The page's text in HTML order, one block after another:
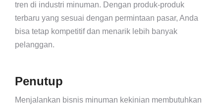
tren di industri minuman. Dengan produk-produk
terbaru yang sesuai dengan permintaan pasar, Anda
bisa tetap kompetitif dan menarik lebih banyak
pelanggan.
Penutup
Menjalankan bisnis minuman kekinian membutuhkan